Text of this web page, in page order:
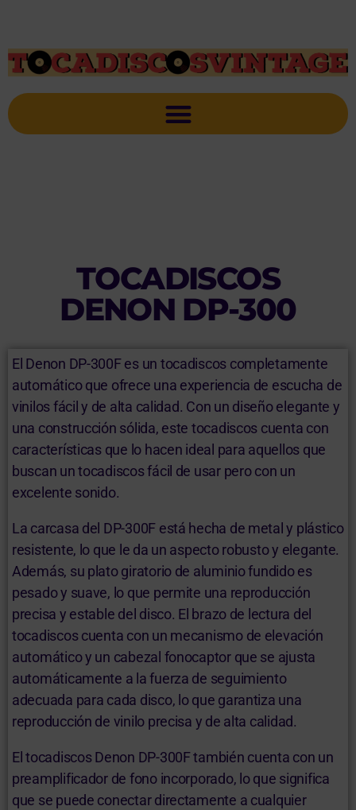
TOCADISCOS
DENON DP-300
El Denon DP-300F es un tocadiscos completamente
automático que ofrece una experiencia de escucha de
vinilos fácil y de alta calidad. Con un diseño elegante y
una construcción sólida, este tocadiscos cuenta con
características que lo hacen ideal para aquellos que
buscan un tocadiscos fácil de usar pero con un
excelente sonido.
La carcasa del DP-300F está hecha de metal y plástico
resistente, lo que le da un aspecto robusto y elegante.
Además, su plato giratorio de aluminio fundido es
pesado y suave, lo que permite una reproducción
precisa y estable del disco. El brazo de lectura del
tocadiscos cuenta con un mecanismo de elevación
automático y un cabezal fonocaptor que se ajusta
automáticamente a la fuerza de seguimiento
adecuada para cada disco, lo que garantiza una
reproducción de vinilo precisa y de alta calidad.
El tocadiscos Denon DP-300F también cuenta con un
preamplificador de fono incorporado, lo que significa
que se puede conectar directamente a cualquier